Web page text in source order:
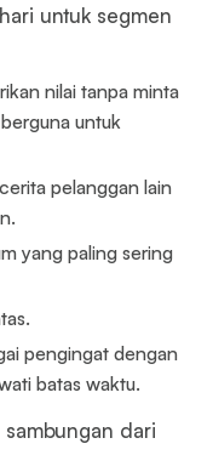
untuk segmen
nilai tanpa minta
untuk
pelanggan lain
yang paling sering
pengingat dengan
batas waktu.
dari